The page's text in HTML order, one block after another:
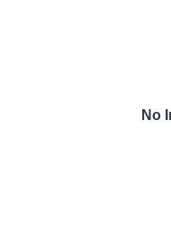
No